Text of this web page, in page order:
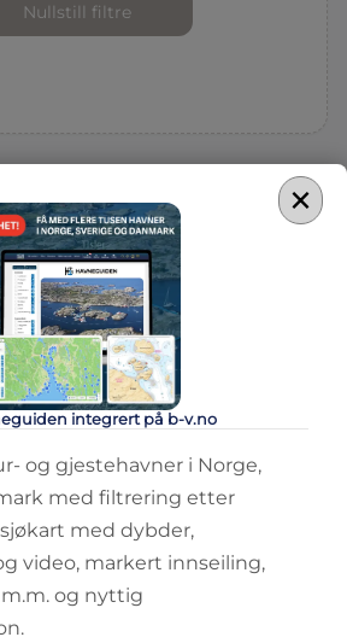
Nullstill filtre
×
integrert på b-v.no
og gjestehavner i Norge,
med filtrering etter
med dybder,
video, markert innseiling,
og nyttig